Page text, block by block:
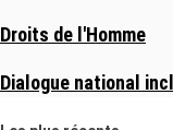
Droits de l'Homme
Dialogue national